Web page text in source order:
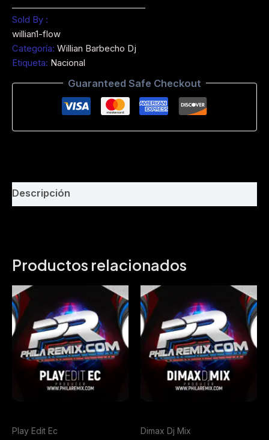
De
Sueños
Intro
Simple
Willian
130
Sold By :
willian1-flow
Categoría: Willian Barbecho Dj
Etiqueta: Nacional
Guaranteed Safe Checkout
Descripción
Productos relacionados
Play Edit Ec Dimax Dj Mix